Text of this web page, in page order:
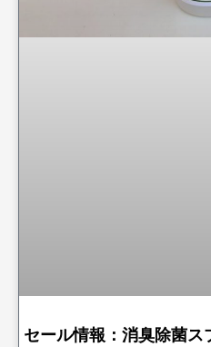
セール情報：消臭除菌ス